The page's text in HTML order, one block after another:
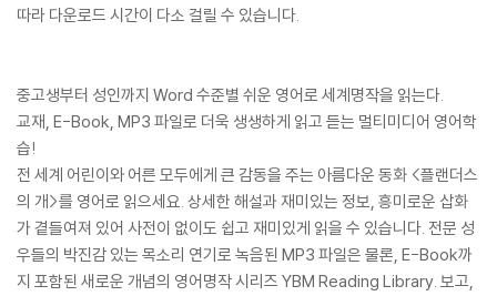
따라 다운로드 시간이 다소 걸릴 수 있습니다.
중고생부터 성인까지 Word 수준별 쉬운 영어로 세계명작을 읽는다.
교재, E-Book, MP3 파일로 더욱 생생하게 읽고 듣는 멀티미디어 영어학
습!
전 세계 어린이와 어른 모두에게 큰 감동을 주는 아름다운 동화 <플랜더스
의 개>를 영어로 읽으세요. 상세한 해설과 재미있는 정보, 흥미로운 삽화
가 곁들여져 있어 사전이 없이도 쉽고 재미있게 읽을 수 있습니다. 전문 성
우들의 박진감 있는 목소리 연기로 녹음된 MP3 파일은 물론, E-Book까
지 포함된 새로운 개념의 영어명작 시리즈 YBM Reading Library. 보고,